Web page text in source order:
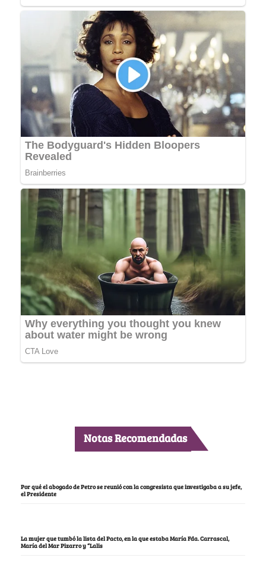
Notas Recomendadas
Por qué el abogado de Petro se reunió con la congresista que investigaba a su jefe,
el Presidente
La mujer que tumbó la lista del Pacto, en la que estaba María Fda. Carrascal,
María del Mar Pizarro y “Lalis